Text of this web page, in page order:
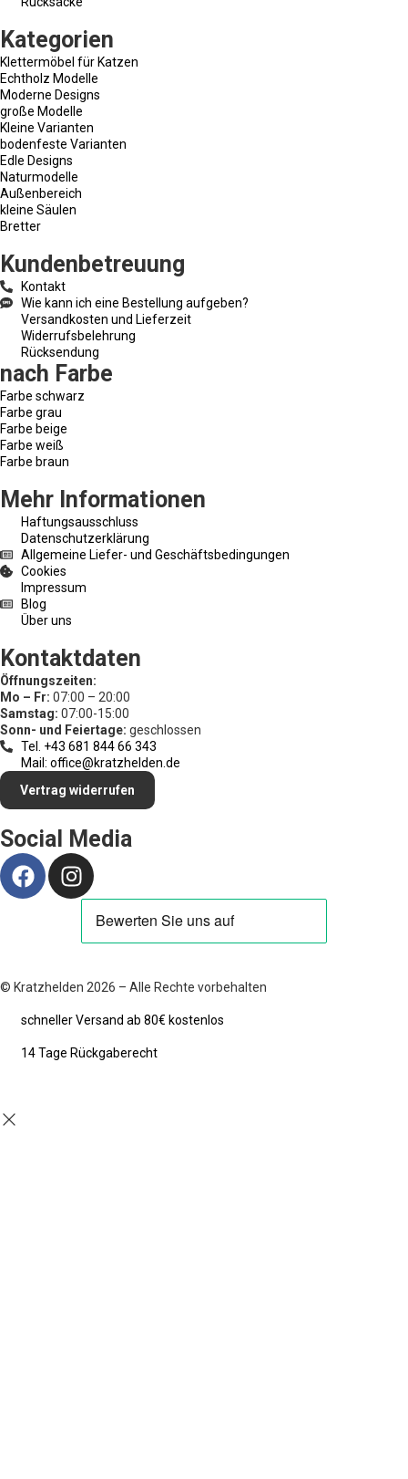
Kategorien
Klettermöbel für Katzen
Echtholz Modelle
Moderne Designs
große Modelle
Kleine Varianten
bodenfeste Varianten
Edle Designs
Naturmodelle
Außenbereich
kleine Säulen
Bretter
Kundenbetreuung
Kontakt
Wie kann ich eine Bestellung aufgeben?
Versandkosten und Lieferzeit
Widerrufsbelehrung
Rücksendung
nach Farbe
Farbe schwarz
Farbe grau
Farbe beige
Farbe weiß
Farbe braun
Mehr Informationen
Haftungsausschluss
Datenschutzerklärung
Allgemeine Liefer- und Geschäftsbedingungen
Cookies
Impressum
Blog
Über uns
Kontaktdaten
Öffnungszeiten:
Mo – Fr: 07:00 – 20:00
Samstag: 07:00-15:00
Sonn- und Feiertage: geschlossen
Tel. +43 681 844 66 343
Mail: office@kratzhelden.de
Vertrag widerrufen
Social Media
© Kratzhelden 2026 – Alle Rechte vorbehalten
schneller Versand ab 80€ kostenlos
14 Tage Rückgaberecht